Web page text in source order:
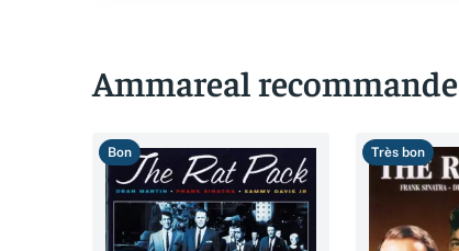
Ammareal recommande
Bon Très bon